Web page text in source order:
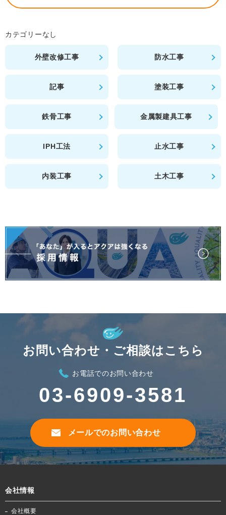
カテゴリーなし
外壁改修工事 防水工事
記事 塗装工事
鉄骨工事 金属製建具工事
IPH工法 止水工事
内装工事 土木工事
お問い合わせ・ご相談はこちら
お電話でのお問い合わせ
03-6909-3581
メールでのお問い合わせ
会社情報
会社概要